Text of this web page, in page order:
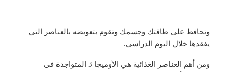
وتحافظ على طاقتك وجسمك وتقوم بتعويضه بالعناصر التي
يفقدها خلال اليوم الدراسي.
ومن أهم العناصر الغذائية هي الأوميجا 3 المتواجدة فى